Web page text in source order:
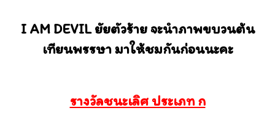
I AM DEVIL ยัยตัวร้าย จะนำภาพขบวนต้น
เทียนพรรษา มาให้ชมกันก่อนนะคะ
รางวัลชนะเลิศ ประเภท ก